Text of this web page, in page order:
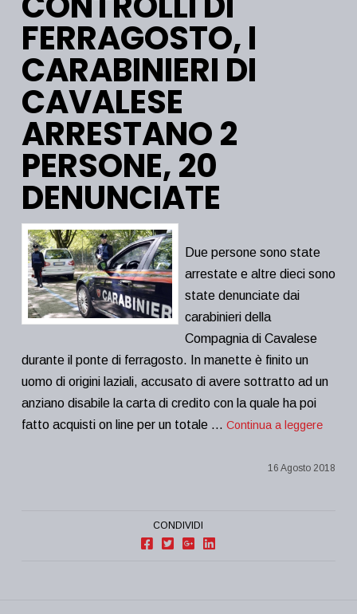
FERRAGOSTO, I
CARABINIERI DI
CAVALESE
ARRESTANO 2
PERSONE, 20
DENUNCIATE
Due persone sono state
arrestate e altre dieci sono
state denunciate dai
carabinieri della
Compagnia di Cavalese
durante il ponte di ferragosto. In manette è finito un
uomo di origini laziali, accusato di avere sottratto ad un
anziano disabile la carta di credito con la quale ha poi
fatto acquisti on line per un totale … Continua a leggere
16 Agosto 2018
CONDIVIDI